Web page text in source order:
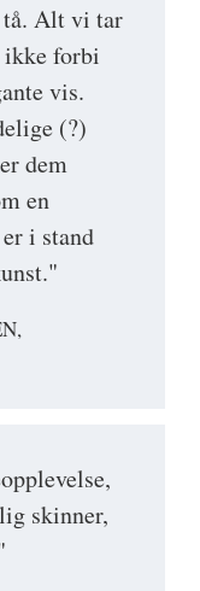
tå. Alt vi tar
forbi
vis.
(?)
dem
en
i stand
skinner,